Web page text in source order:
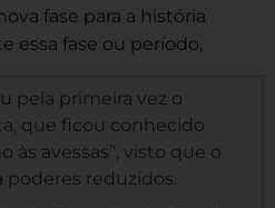
fase para a história
essa fase ou período,
pela primeira vez o
que ficou conhecido
às avessas”, visto que o
reduzidos.